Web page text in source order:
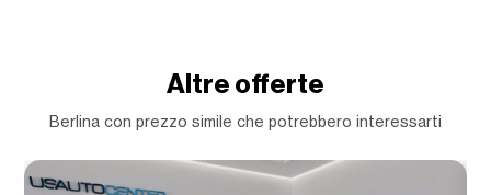
Altre offerte
Berlina con prezzo simile che potrebbero interessarti